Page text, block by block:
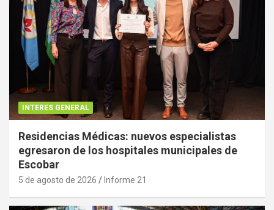
INTERES GENERAL
Residencias Médicas: nuevos especialistas
egresaron de los hospitales municipales de
Escobar
5 de agosto de 2026 Informe 21